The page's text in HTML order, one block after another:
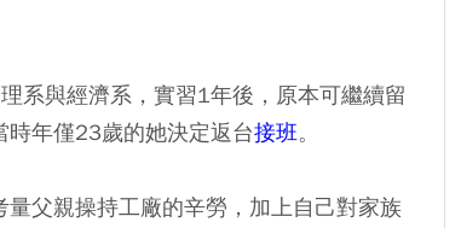
系與經濟系，實習1年後，原本可繼續留
年僅23歲的她決定返台接班。
量父親操持工廠的辛勞，加上自己對家族